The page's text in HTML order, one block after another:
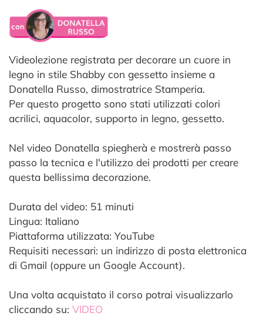
Videolezione registrata per decorare un cuore in
legno in stile Shabby con gessetto insieme a
Donatella Russo, dimostratrice Stamperia.
Per questo progetto sono stati utilizzati colori
acrilici, aquacolor, supporto in legno, gessetto.
Nel video Donatella spiegherà e mostrerà passo
passo la tecnica e l'utilizzo dei prodotti per creare
questa bellissima decorazione.
Durata del video: 51 minuti
Lingua: Italiano
Piattaforma utilizzata: YouTube
Requisiti necessari: un indirizzo di posta elettronica
di Gmail (oppure un Google Account).
Una volta acquistato il corso potrai visualizzarlo
cliccando su: VIDEO